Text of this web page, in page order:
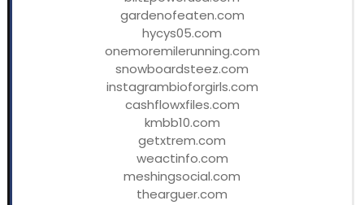
gardenofeaten.com
hycys05.com
onemoremilerunning.com
snowboardsteez.com
instagrambioforgirls.com
cashflowxfiles.com
kmbb10.com
getxtrem.com
weactinfo.com
meshingsocial.com
thearguer.com